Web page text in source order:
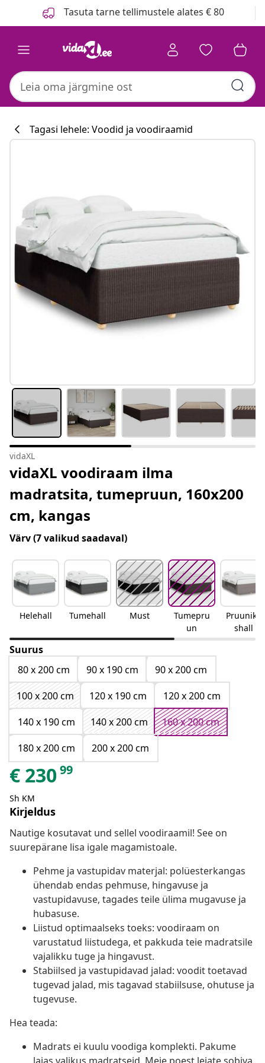
Tasuta tarne tellimustele alates € 80
#sharemevidaxl
Tagasi lehele: Voodid ja voodiraamid
vidaXL
vidaXL voodiraam ilma
madratsita, tumepruun, 160x200
cm, kangas
Värv(7 valikud saadaval)
Helehall Tumehall Must
Tumepru
un
Pruunika
shall
Suurus
80 x 200 cm
90 x 190 cm
90 x 200 cm
100 x 200 cm
120 x 190 cm
120 x 200 cm
140 x 190 cm
140 x 200 cm
160 x 200 cm
180 x 200 cm
200 x 200 cm
€ 23099
Sh KM
Kirjeldus
Nautige kosutavat und sellel voodiraamil! See on
suurepärane lisa igale magamistoale.
Pehme ja vastupidav materjal: polüesterkangas
ühendab endas pehmuse, hingavuse ja
vastupidavuse, tagades teile ülima mugavuse ja
hubasuse.
Liistud optimaalseks toeks: voodiraam on
varustatud liistudega, et pakkuda teie madratsile
vajalikku tuge ja hingavust.
Stabiilsed ja vastupidavad jalad: voodit toetavad
tugevad jalad, mis tagavad stabiilsuse, ohutuse ja
tugevuse.
Hea teada:
Madrats ei kuulu voodiga komplekti. Pakume